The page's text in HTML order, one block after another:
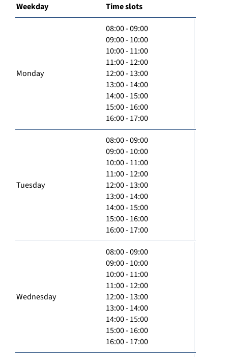
Weekday Time slots
Monday
08:00 - 09:00
09:00 - 10:00
10:00 - 11:00
11:00 - 12:00
12:00 - 13:00
13:00 - 14:00
14:00 - 15:00
15:00 - 16:00
16:00 - 17:00
Tuesday
08:00 - 09:00
09:00 - 10:00
10:00 - 11:00
11:00 - 12:00
12:00 - 13:00
13:00 - 14:00
14:00 - 15:00
15:00 - 16:00
16:00 - 17:00
Wednesday
08:00 - 09:00
09:00 - 10:00
10:00 - 11:00
11:00 - 12:00
12:00 - 13:00
13:00 - 14:00
14:00 - 15:00
15:00 - 16:00
16:00 - 17:00